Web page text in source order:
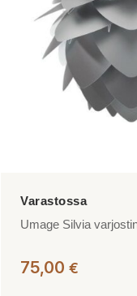
valinnat
tuotteen
Umage Silvia
75,00 €